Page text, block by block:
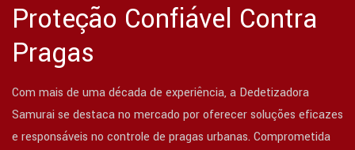
Proteção Confiável Contra
Pragas
Com mais de uma década de experiência, a Dedetizadora
Samurai se destaca no mercado por oferecer soluções eficazes
e responsáveis no controle de pragas urbanas. Comprometida